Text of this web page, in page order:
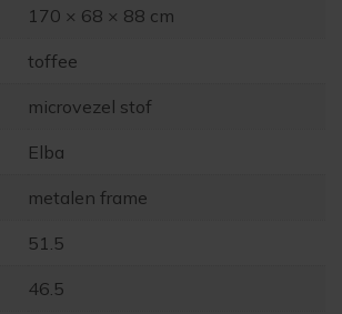
170 × 68 × 88 cm
toffee
microvezel stof
Elba
metalen frame
51.5
46.5